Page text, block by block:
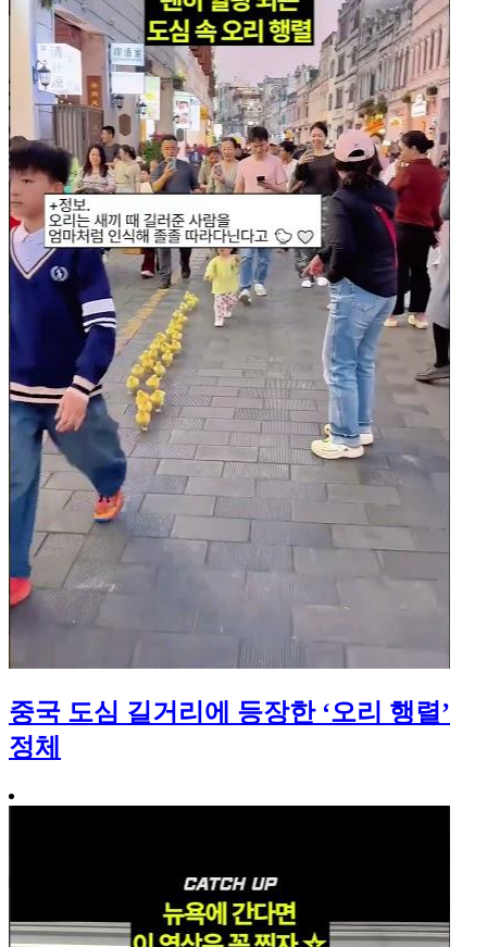
중국 도심 길거리에 등장한 ‘오리 행렬’
정체